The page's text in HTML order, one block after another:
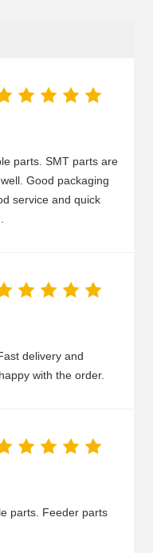
parts. SMT parts are
Good packaging
service and quick
delivery and
with the order.
parts. Feeder parts